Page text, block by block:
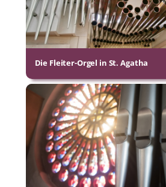
Die Fleiter-Orgel in St. Agatha